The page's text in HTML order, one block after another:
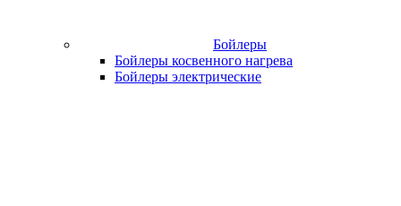
Бойлеры
Бойлеры косвенного нагрева
Бойлеры электрические